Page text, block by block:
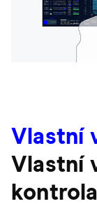
Vlastní
Vlastní